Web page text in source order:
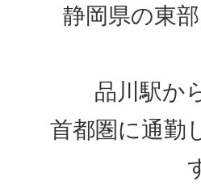
静岡県の東
品川駅か
首都圏に通勤